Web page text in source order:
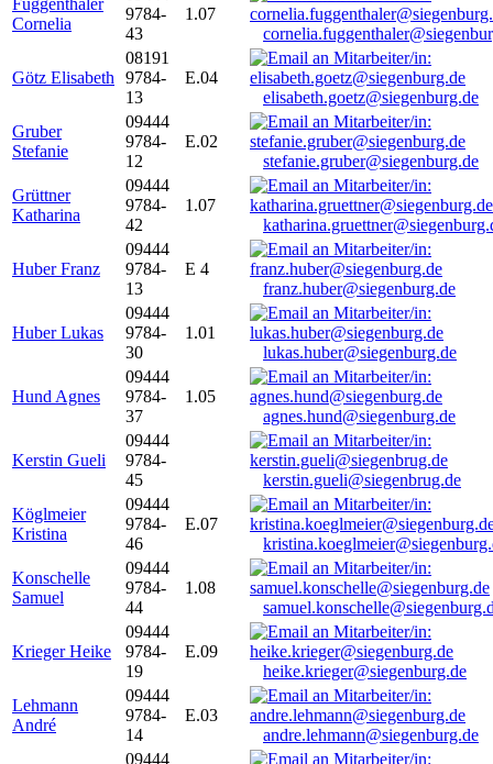
Fuggenthaler
Cornelia
9784-
43
1.07
Götz Elisabeth
08191
9784-
13
E.04
elisabeth.goetz@siegenburg.de
Gruber
Stefanie
09444
9784-
12
E.02
stefanie.gruber@siegenburg.de
Grüttner
Katharina
09444
9784-
42
1.07
Huber Franz
09444
9784-
13
E 4
franz.huber@siegenburg.de
Huber Lukas
09444
9784-
30
1.01
lukas.huber@siegenburg.de
Hund Agnes
09444
9784-
37
1.05
agnes.hund@siegenburg.de
Kerstin Gueli
09444
9784-
45
kerstin.gueli@siegenbrug.de
Köglmeier
Kristina
09444
9784-
46
E.07
Konschelle
Samuel
09444
9784-
44
1.08
Krieger Heike
09444
9784-
19
E.09
heike.krieger@siegenburg.de
Lehmann
André
09444
9784-
14
E.03
andre.lehmann@siegenburg.de
09444